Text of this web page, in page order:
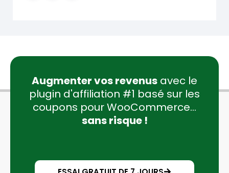
Augmenter vos revenus avec le
plugin d'affiliation #1 basé sur les
coupons pour WooCommerce...
sans risque !